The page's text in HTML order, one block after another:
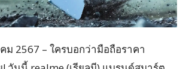
ม 2567 – ใครบอกว่ามือถือราคา